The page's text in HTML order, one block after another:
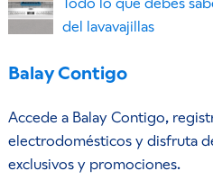
del lavavajillas
Balay Contigo
Accede a Balay Contigo,
electrodomésticos y disfruta
exclusivos y promociones.